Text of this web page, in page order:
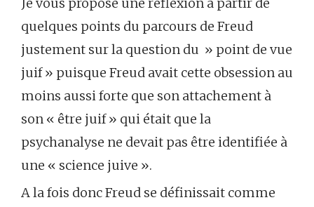
Je vous propose une réflexion à partir de
quelques points du parcours de Freud
justement sur la question du » point de vue
juif » puisque Freud avait cette obsession au
moins aussi forte que son attachement à
son « être juif » qui était que la
psychanalyse ne devait pas être identifiée à
une « science juive ».
A la fois donc Freud se définissait comme